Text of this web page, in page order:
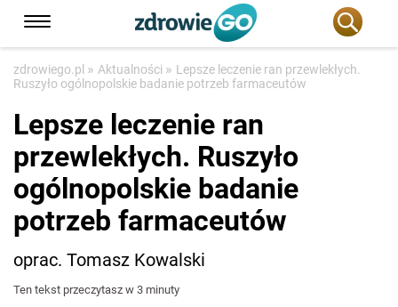
zdrowiego.pl » Aktualności » Lepsze leczenie ran przewlekłych.
Ruszyło ogólnopolskie badanie potrzeb farmaceutów
Lepsze leczenie ran
przewlekłych. Ruszyło
ogólnopolskie badanie
potrzeb farmaceutów
oprac. Tomasz Kowalski
Ten tekst przeczytasz w 3 minuty